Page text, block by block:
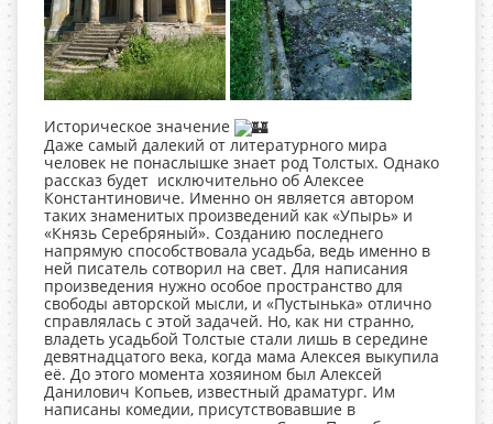
Историческое значение
Даже самый далекий от литературного мира
человек не понаслышке знает род Толстых. Однако
рассказ будет исключительно об Алексее
Константиновиче. Именно он является автором
таких знаменитых произведений как «Упырь» и
«Князь Серебряный». Созданию последнего
напрямую способствовала усадьба, ведь именно в
ней писатель сотворил на свет. Для написания
произведения нужно особое пространство для
свободы авторской мысли, и «Пустынька» отлично
справлялась с этой задачей. Но, как ни странно,
владеть усадьбой Толстые стали лишь в середине
девятнадцатого века, когда мама Алексея выкупила
её. До этого момента хозяином был Алексей
Данилович Копьев, известный драматург. Им
написаны комедии, присутствовавшие в